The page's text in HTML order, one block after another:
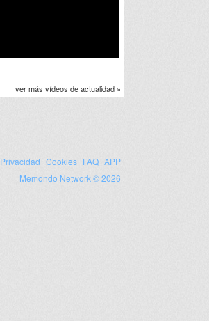
ver más vídeos de actualidad »
Privacidad Cookies FAQ APP
Memondo Network © 2026